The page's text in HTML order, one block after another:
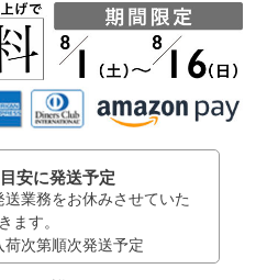
安に発送予定
業務をお休みさせていた
ます。
次第順次発送予定